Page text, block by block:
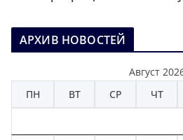
АРХИВ НОВОСТЕЙ
Август
ПН
ВТ СР ЧТ